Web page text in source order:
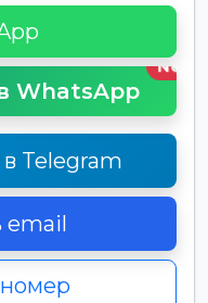
WhatsApp
New
Telegram
email
номер